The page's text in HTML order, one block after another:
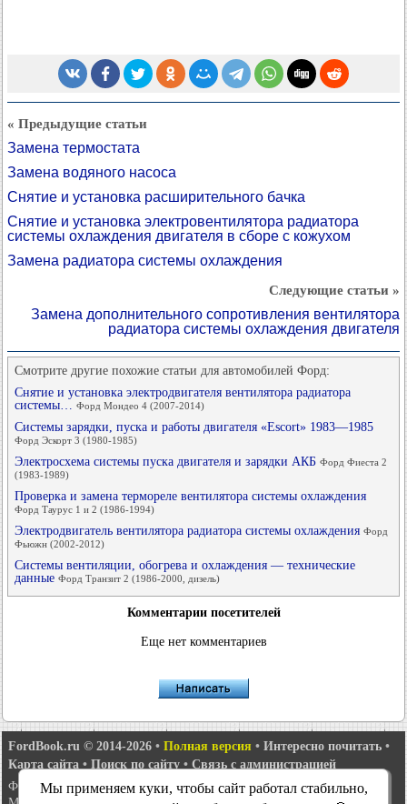
« Предыдущие статьи
Замена термостата
Замена водяного насоса
Снятие и установка расширительного бачка
Снятие и установка электровентилятора радиатора
системы охлаждения двигателя в сборе с кожухом
Замена радиатора системы охлаждения
Следующие статьи »
Замена дополнительного сопротивления вентилятора
радиатора системы охлаждения двигателя
Смотрите другие похожие статьи для автомобилей Форд:
Снятие и установка электродвигателя вентилятора радиатора
системы… Форд Мондео 4 (2007-2014)
Системы зарядки, пуска и работы двигателя «Escort» 1983—1985
Форд Эскорт 3 (1980-1985)
Электросхема системы пуска двигателя и зарядки АКБ Форд Фиеста 2
(1983-1989)
Проверка и замена термореле вентилятора системы охлаждения
Форд Таурус 1 и 2 (1986-1994)
Электродвигатель вентилятора радиатора системы охлаждения Форд
Фьюжн (2002-2012)
Системы вентиляции, обогрева и охлаждения — технические
данные Форд Транзит 2 (1986-2000, дизель)
Комментарии посетителей
Еще нет комментариев
FordBook.ru © 2014-2026 • Полная версия • Интересно почитать •
Карта сайта • Поиск по сайту • Связь с администрацией
Фокус 1• Фокус Турнир 1•Фокус 2•Мондео 1•Мондео 1 и 2•
Мы применяем куки, чтобы сайт работал стабильно,